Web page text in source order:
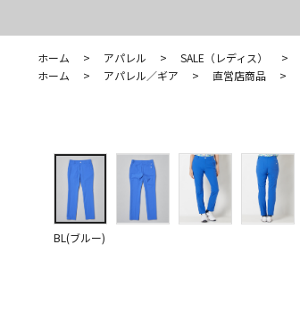
ホーム > アパレル > SALE（レディス） >
ホーム
> アパレル／ギア > 直営店商品 >
BL(ブルー)